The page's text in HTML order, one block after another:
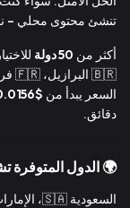
تنشئ محتوى محلي –
أكثر من 50 دولة
🇧🇷 البرازيل، 🇫🇷 فرنسا، 🇯🇵 اليابان، 🇩🇪 ألمانيا، 🇪🇬 مصر وغيرها.
السعر يبدأ من $0.0156 لكل 1000 مشاهدة
دقائق.
🌍 الدول المتوفرة